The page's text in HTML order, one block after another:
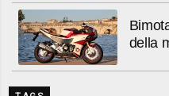
della